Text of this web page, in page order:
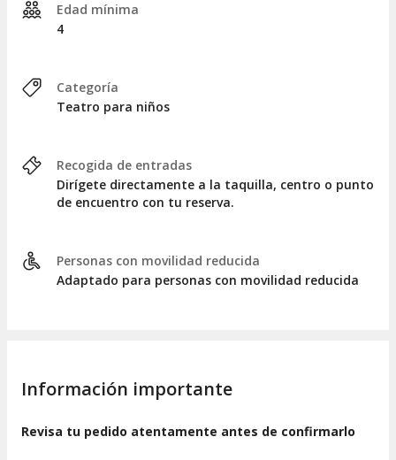
Edad mínima
4
Categoría
Teatro para niños
Recogida de entradas
Dirígete directamente a la taquilla, centro o punto
de encuentro con tu reserva.
Personas con movilidad reducida
Adaptado para personas con movilidad reducida
Información importante
Revisa tu pedido atentamente antes de confirmarlo